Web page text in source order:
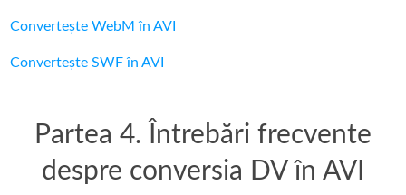
Convertește WebM în AVI
Convertește SWF în AVI
Partea 4. Întrebări frecvente
despre conversia DV în AVI